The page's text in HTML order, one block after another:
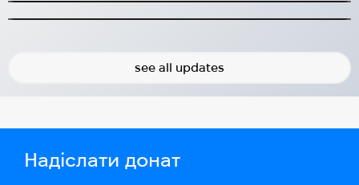
see all updates
Надіслати донат